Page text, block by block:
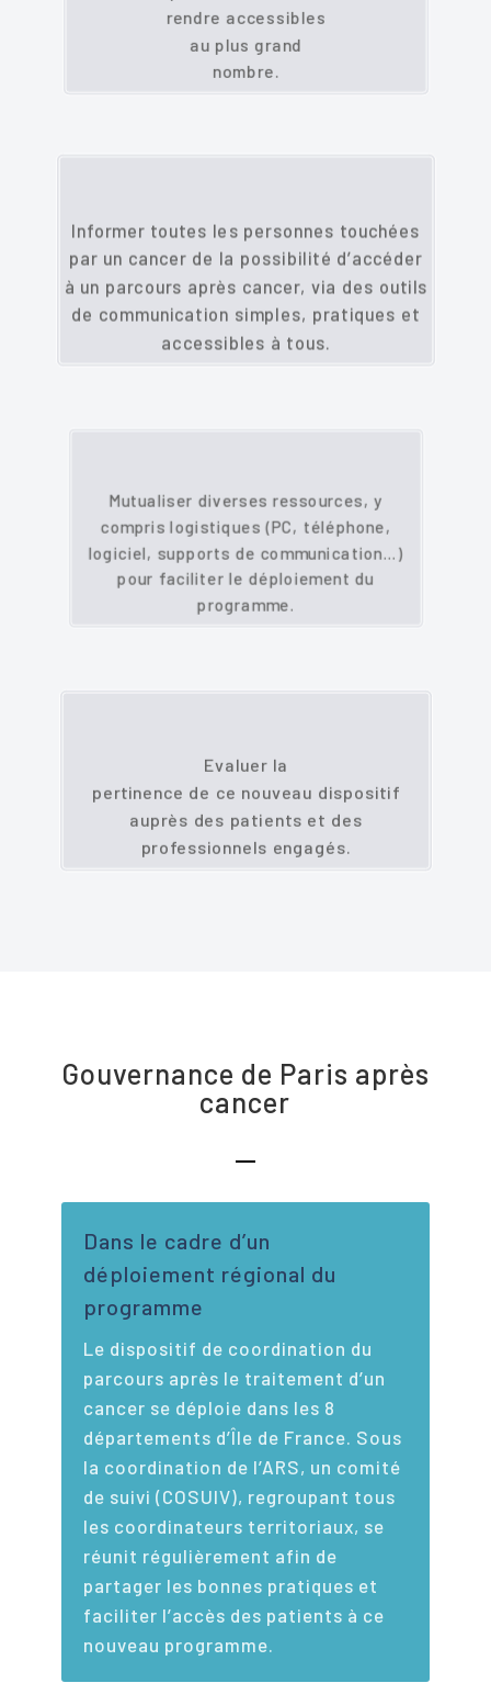
rendre accessibles
au plus grand
nombre.
Informer toutes les personnes touchées
par un cancer de la possibilité d’accéder
à un parcours après cancer, via des outils
de communication simples, pratiques et
accessibles à tous.
Mutualiser diverses ressources, y
compris logistiques (PC, téléphone,
logiciel, supports de communication…)
pour faciliter le déploiement du
programme.
Evaluer la
pertinence de ce nouveau dispositif
auprès des patients et des
professionnels engagés.
Gouvernance de Paris après
cancer
Dans le cadre d’un
déploiement régional du
programme
Le dispositif de coordination du
parcours après le traitement d’un
cancer se déploie dans les 8
départements d’Île de France. Sous
la coordination de l’ARS, un comité
de suivi (COSUIV), regroupant tous
les coordinateurs territoriaux, se
réunit régulièrement afin de
partager les bonnes pratiques et
faciliter l’accès des patients à ce
nouveau programme.